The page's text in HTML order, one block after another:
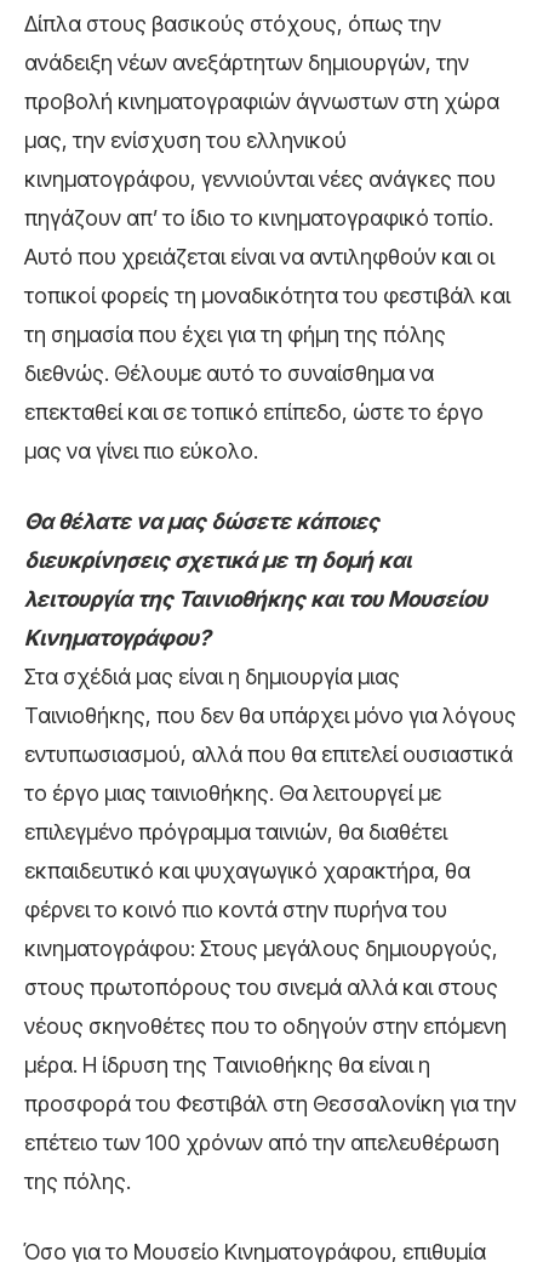
Δίπλα στους βασικούς στόχους, όπως την
ανάδειξη νέων ανεξάρτητων δημιουργών, την
προβολή κινηματογραφιών άγνωστων στη χώρα
μας, την ενίσχυση του ελληνικού
κινηματογράφου, γεννιούνται νέες ανάγκες που
πηγάζουν απ’ το ίδιο το κινηματογραφικό τοπίο.
Αυτό που χρειάζεται είναι να αντιληφθούν και οι
τοπικοί φορείς τη μοναδικότητα του φεστιβάλ και
τη σημασία που έχει για τη φήμη της πόλης
διεθνώς. Θέλουμε αυτό το συναίσθημα να
επεκταθεί και σε τοπικό επίπεδο, ώστε το έργο
μας να γίνει πιο εύκολο.
Θα θέλατε να μας δώσετε κάποιες
διευκρίνησεις σχετικά με τη δομή και
λειτουργία της Ταινιοθήκης και του Μουσείου
Κινηματογράφου?
Στα σχέδιά μας είναι η δημιουργία μιας
Ταινιοθήκης, που δεν θα υπάρχει μόνο για λόγους
εντυπωσιασμού, αλλά που θα επιτελεί ουσιαστικά
το έργο μιας ταινιοθήκης. Θα λειτουργεί με
επιλεγμένο πρόγραμμα ταινιών, θα διαθέτει
εκπαιδευτικό και ψυχαγωγικό χαρακτήρα, θα
φέρνει το κοινό πιο κοντά στην πυρήνα του
κινηματογράφου: Στους μεγάλους δημιουργούς,
στους πρωτοπόρους του σινεμά αλλά και στους
νέους σκηνοθέτες που το οδηγούν στην επόμενη
μέρα. Η ίδρυση της Ταινιοθήκης θα είναι η
προσφορά του Φεστιβάλ στη Θεσσαλονίκη για την
επέτειο των 100 χρόνων από την απελευθέρωση
της πόλης.
Όσο για το Μουσείο Κινηματογράφου, επιθυμία